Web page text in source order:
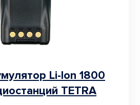
Li-Ion 1800
TETRA